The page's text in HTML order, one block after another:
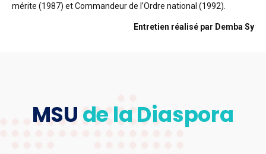
mérite (1987) et Commandeur de l’Ordre national (1992).
Entretien réalisé par Demba Sy
MSU de la Diaspora